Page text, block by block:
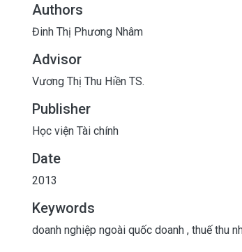
Authors
Đinh Thị Phương Nhâm
Advisor
Vương Thị Thu Hiền TS.
Publisher
Học viện Tài chính
Date
2013
Keywords
doanh nghiệp ngoài quốc doanh , thuế thu